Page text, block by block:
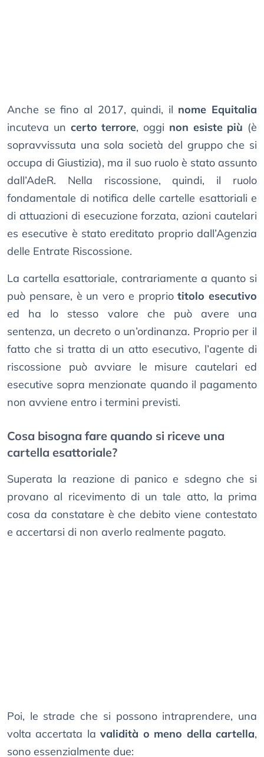
Anche se fino al 2017, quindi, il nome Equitalia
incuteva un certo terrore, oggi non esiste più (è
sopravvissuta una sola società del gruppo che si
occupa di Giustizia), ma il suo ruolo è stato assunto
dall’AdeR. Nella riscossione, quindi, il ruolo
fondamentale di notifica delle cartelle esattoriali e
di attuazioni di esecuzione forzata, azioni cautelari
es esecutive è stato ereditato proprio dall’Agenzia
delle Entrate Riscossione.
La cartella esattoriale, contrariamente a quanto si
può pensare, è un vero e propriotitolo esecutivo
ed ha lo stesso valore che può avere una
sentenza, un decreto o un’ordinanza. Proprio per il
fatto che si tratta di un atto esecutivo, l’agente di
riscossione può avviare le misure cautelari ed
esecutive sopra menzionate quando il pagamento
non avviene entro i termini previsti.
Cosa bisogna fare quando si riceve una
cartella esattoriale?
Superata la reazione di panico e sdegno che si
provano al ricevimento di un tale atto, la prima
cosa da constatare è che debito viene contestato
e accertarsi di non averlo realmente pagato.
Poi, le strade che si possono intraprendere, una
volta accertata lavalidità o meno della cartella,
sono essenzialmente due: